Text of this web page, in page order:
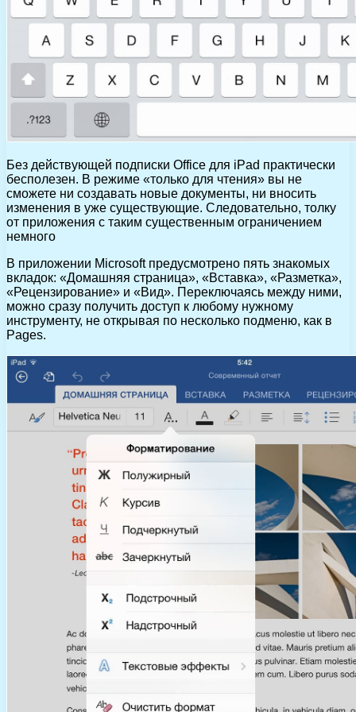
Без действующей подписки Office для iPad практически
бесполезен. В режиме «только для чтения» вы не
сможете ни создавать новые документы, ни вносить
изменения в уже существующие. Следовательно, толку
от приложения с таким существенным ограничением
немного
В приложении Microsoft предусмотрено пять знакомых
вкладок: «Домашняя страница», «Вставка», «Разметка»,
«Рецензирование» и «Вид». Переключаясь между ними,
можно сразу получить доступ к любому нужному
инструменту, не открывая по несколько подменю, как в
Pages.